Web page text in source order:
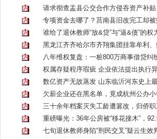
请求彻查盂县公交合作方侵吞资产补
专项资金去哪了？莒南县旧改完工却
谁给了退休教师“放&贷”与“逼&债”的权
黑龙江齐齐哈尔市齐翔集团挂靠牟利
八年维权复盘：一桩800万商事借贷纠
权属存疑程序瑕疵 企业依法提出执行
数亿资产无故蒸发 山东临沂河东史上
欠薪企业还在黑名单，竟成杭州公办
三十余年档案灭失工龄遭篡改，归侨
重磅曝光：36年公房被“移花接木”，
七旬退休教师身陷“刑民交叉”疑云生